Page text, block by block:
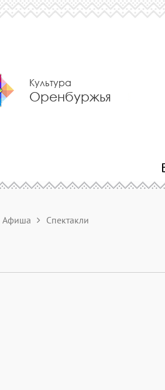
Культура
Оренбуржья
Афиша Спектакли